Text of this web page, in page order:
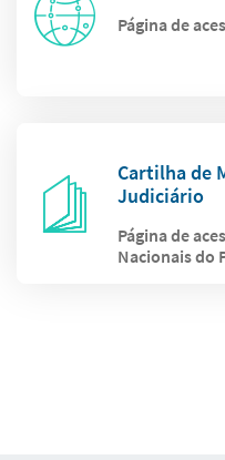
Página de
Cartilha de
Judiciário
Página de
Nacionais do